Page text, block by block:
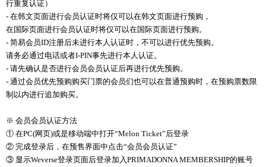
行重复认证）
- 在韩文页面进行会员认证时将仅可以在韩文页面进行预购 ，
在国 际页面进行会员认证时将仅可以在国 际页面进行预购。
- 简易会员ID注册后未进行本人认证时 ，不可以进行优先预购。
请务必通过电话或者I-PIN事先进行本人认证。
- 请先确认是否进行会员会员认证后再进行优先预购。
- 通过会员优先预购购买门票的会员们也可以在普通预购时 ，在预购票数限
制以内进行追加购买。
※ 会员会员认证方法
① 在PC(网页)或是移动端中打开“Melon Ticket”后登录
② 完成登录后，在预售界面中点击“会员会员认证”
③ 显示Weverse登录页面后登录加入PRIMADONNA MEMBERSHIP的账号